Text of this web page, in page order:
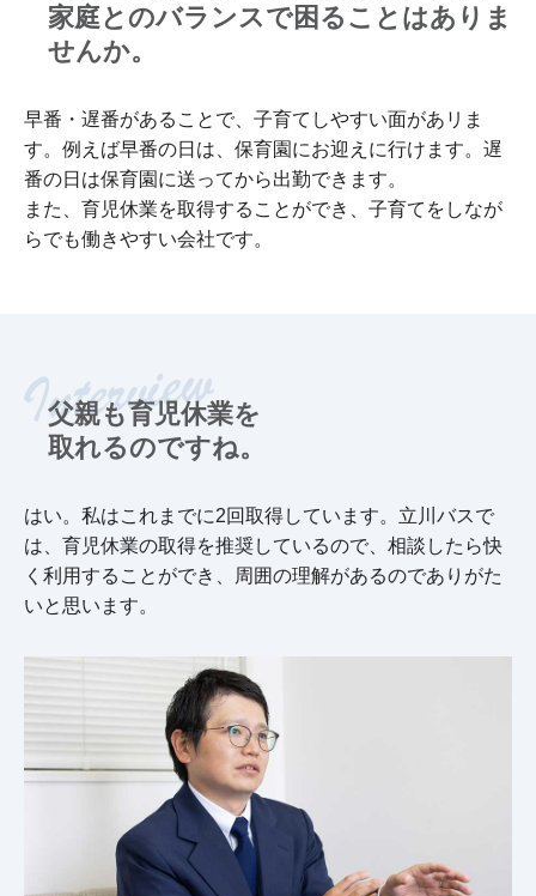
家庭とのバランスで困ることはありま
せんか。
早番・遅番があることで、子育てしやすい面があリま
す。例えば早番の日は、保育園にお迎えに行けます。遅
番の日は保育園に送ってから出勤できます。
また、育児休業を取得することができ、子育てをしなが
らでも働きやすい会社です。
父親も育児休業を
取れるのですね。
はい。私はこれまでに2回取得しています。立川バスで
は、育児休業の取得を推奨しているので、相談したら快
く利用することができ、周囲の理解があるのでありがた
いと思います。